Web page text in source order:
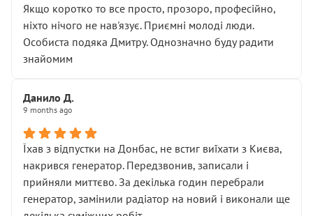
Якщо коротко то все просто, прозоро, професійно,
ніхто нічого не нав'язує. Приємні молоді люди.
Особиста подяка Дмитру. Однозначно буду радити
знайомим
Данило Д.
9 months ago
Їхав з відпустки на Донбас, не встиг виїхати з Києва,
накрився генератор. Передзвонив, записали і
прийняли миттєво. За декілька годин перебрали
генератор, замінили радіатор на новий і виконали ще